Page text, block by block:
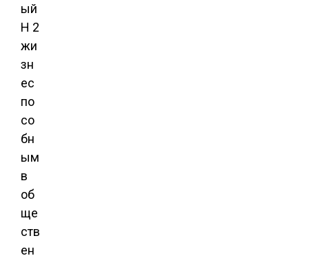
ый
H 2
жи
зн
ес
по
со
бн
ым
в
об
ще
ств
ен